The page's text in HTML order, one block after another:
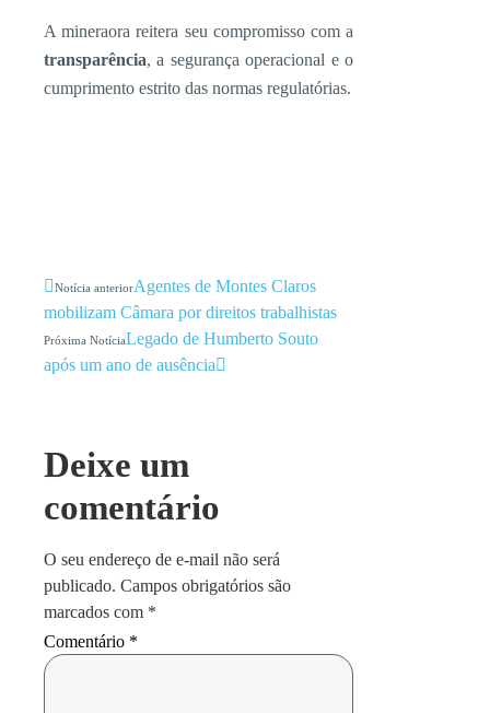
A mineraora reitera seu compromisso com a
transparência, a segurança operacional e o
cumprimento estrito das normas regulatórias.
Notícia anteriorAgentes de Montes Claros
mobilizam Câmara por direitos trabalhistas
Próxima NotíciaLegado de Humberto Souto
após um ano de ausência
Deixe um
comentário
O seu endereço de e-mail não será
publicado. Campos obrigatórios são
marcados com *
Comentário *